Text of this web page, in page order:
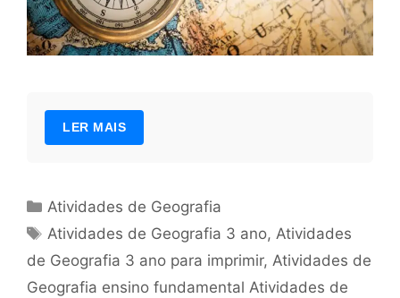
LER MAIS
Categorias
Atividades de Geografia
Tags
Atividades de Geografia 3 ano,Atividades
de Geografia 3 ano para imprimir, Atividades de
Geografia ensino fundamental Atividades de